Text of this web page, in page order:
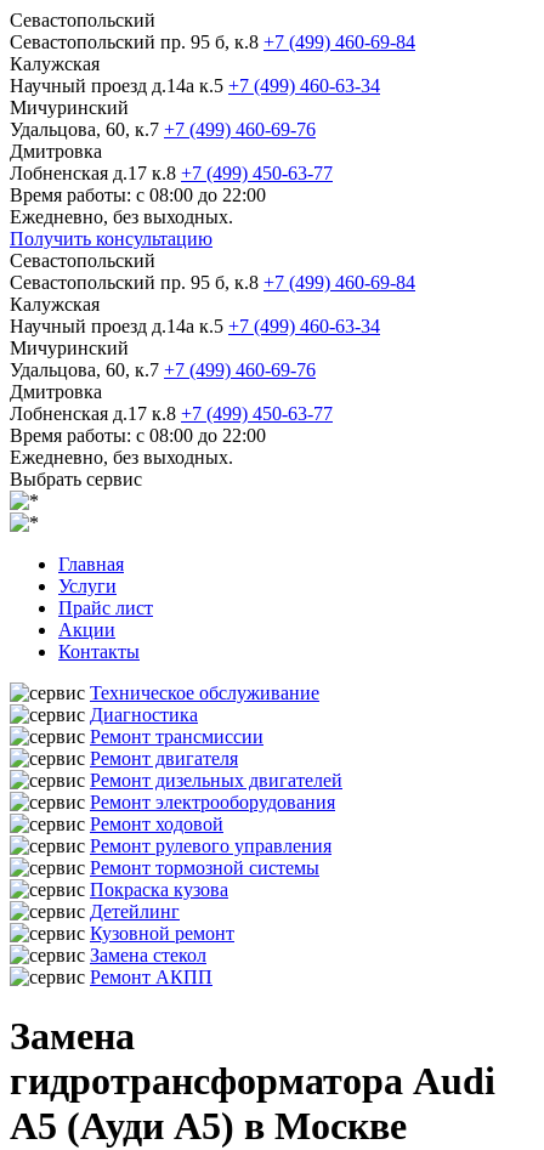
Севастопольский
Севастопольский пр. 95 б, к.8 +7 (499) 460-69-84
Калужская
Научный проезд д.14а к.5 +7 (499) 460-63-34
Мичуринский
Удальцова, 60, к.7 +7 (499) 460-69-76
Дмитровка
Лобненская д.17 к.8 +7 (499) 450-63-77
Время работы: с 08:00 до 22:00
Ежедневно, без выходных.
Получить консультацию
Севастопольский
Севастопольский пр. 95 б, к.8 +7 (499) 460-69-84
Калужская
Научный проезд д.14а к.5 +7 (499) 460-63-34
Мичуринский
Удальцова, 60, к.7 +7 (499) 460-69-76
Дмитровка
Лобненская д.17 к.8 +7 (499) 450-63-77
Время работы: с 08:00 до 22:00
Ежедневно, без выходных.
Выбрать сервис
Главная
Услуги
Прайс лист
Акции
Контакты
Техническое обслуживание
Диагностика
Ремонт трансмиссии
Ремонт двигателя
Ремонт дизельных двигателей
Ремонт электрооборудования
Ремонт ходовой
Ремонт рулевого управления
Ремонт тормозной системы
Покраска кузова
Детейлинг
Кузовной ремонт
Замена стекол
Ремонт АКПП
Замена
гидротрансформатора Audi
A5 (Ауди А5) в Москве